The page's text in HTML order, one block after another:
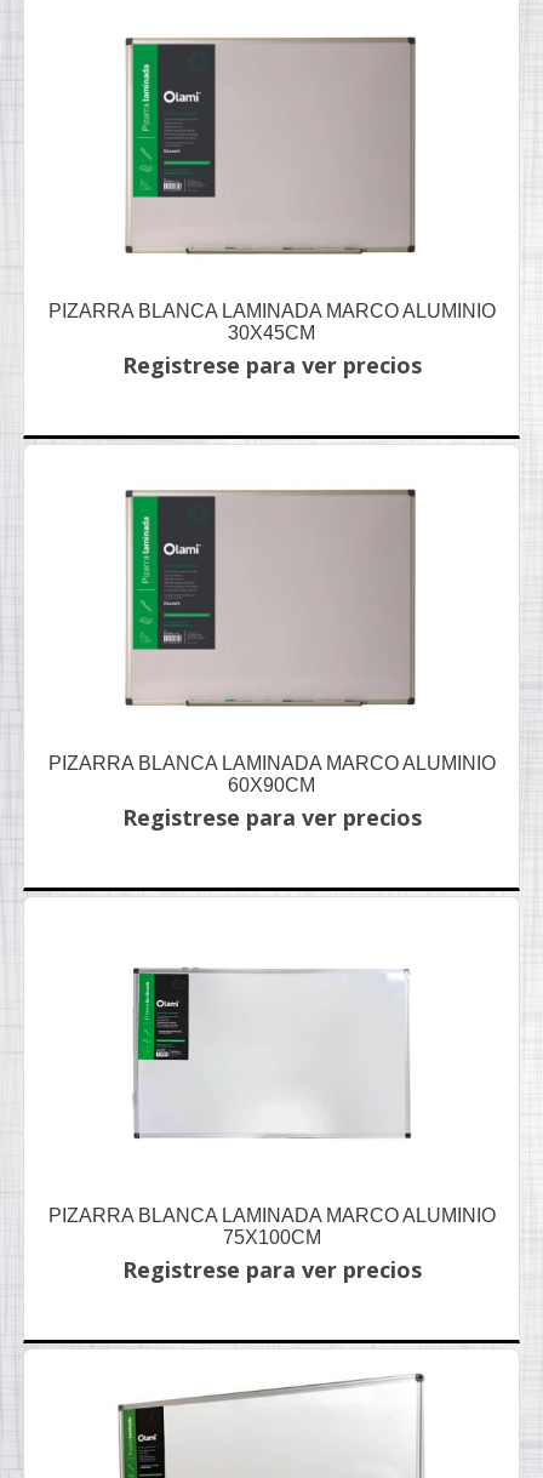
PIZARRA BLANCA LAMINADA MARCO ALUMINIO
30X45CM
Registrese para ver precios
PIZARRA BLANCA LAMINADA MARCO ALUMINIO
60X90CM
Registrese para ver precios
PIZARRA BLANCA LAMINADA MARCO ALUMINIO
75X100CM
Registrese para ver precios